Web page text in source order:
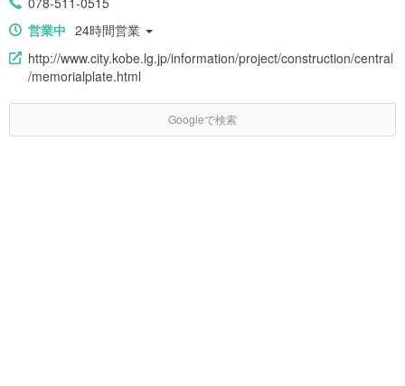
営業中 24時間営業
http://www.city.kobe.lg.jp/information/project/construction/central
/memorialplate.html
Googleで検索